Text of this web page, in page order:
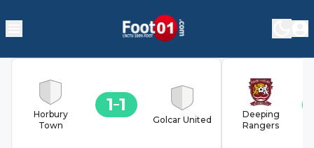
Horbury
Town
1 1
Golcar United
Deeping
Rangers